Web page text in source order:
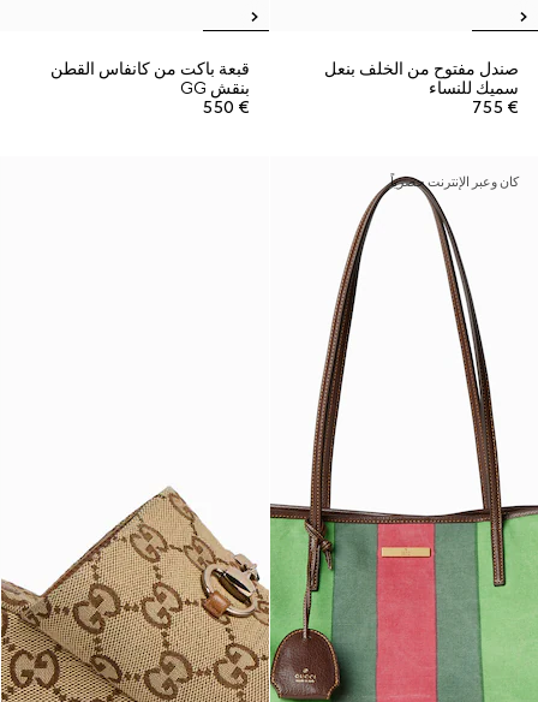
صندل مفتوح من الخلف بنعل
سميك للنساء
€ 755
قبعة باكت من كانفاس القطن
بنقش GG
€ 550
كان وعبر الإنترنت حصرياً